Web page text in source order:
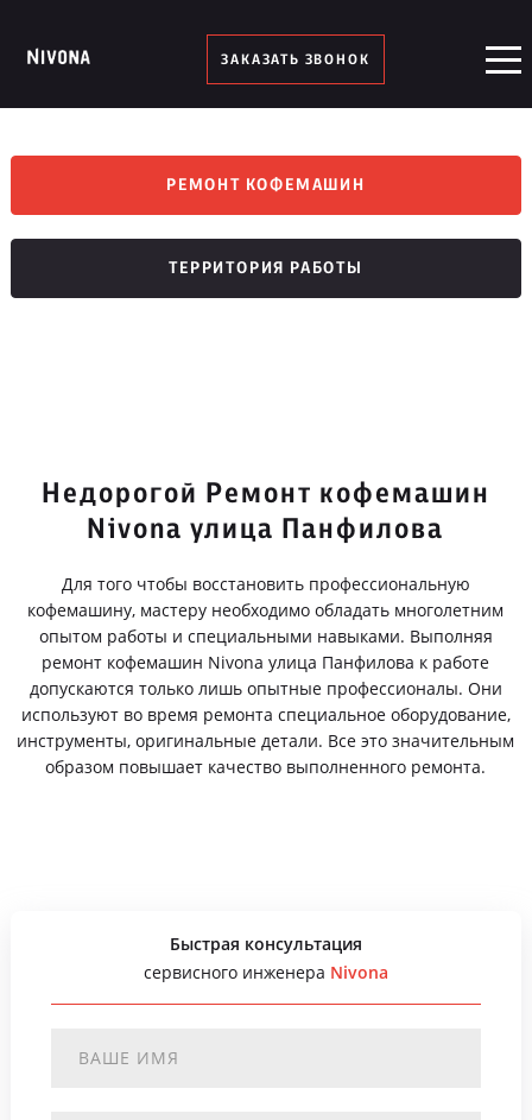
ЗАКАЗАТЬ ЗВОНОК
РЕМОНТ КОФЕМАШИН
ТЕРРИТОРИЯ РАБОТЫ
Недорогой Ремонт кофемашин
Nivona улица Панфилова
Для того чтобы восстановить профессиональную
кофемашину, мастеру необходимо обладать многолетним
опытом работы и специальными навыками. Выполняя
ремонт кофемашин Nivona улица Панфилова к работе
допускаются только лишь опытные профессионалы. Они
используют во время ремонта специальное оборудование,
инструменты, оригинальные детали. Все это значительным
образом повышает качество выполненного ремонта.
Быстрая консультация
сервисного инженера Nivona